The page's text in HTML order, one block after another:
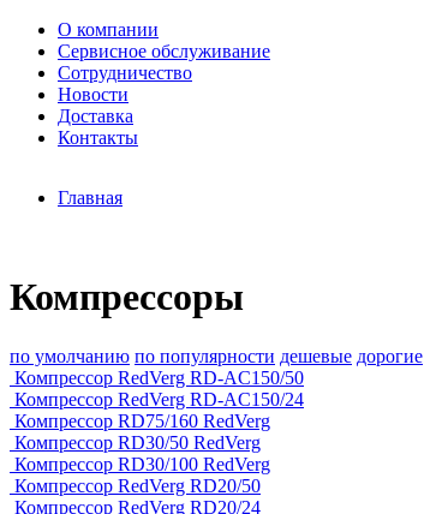
О компании
Сервисное обслуживание
Сотрудничество
Новости
Доставка
Контакты
Главная
Компрессоры
по умолчанию по популярности дешевые дорогие
Компрессор RedVerg RD-AC150/50
Компрессор RedVerg RD-AC150/24
Компрессор RD75/160 RedVerg
Компрессор RD30/50 RedVerg
Компрессор RD30/100 RedVerg
Компрессор RedVerg RD20/50
Компрессор RedVerg RD20/24